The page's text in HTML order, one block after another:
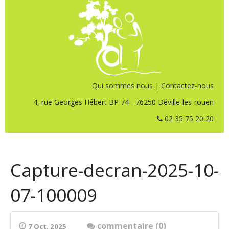
Qui sommes nous | Contactez-nous
4, rue Georges Hébert BP 74 - 76250 Déville-les-rouen
02 35 75 20 20
Capture-decran-2025-10-
07-100009
7 Oct. 2025
commentaire (0)